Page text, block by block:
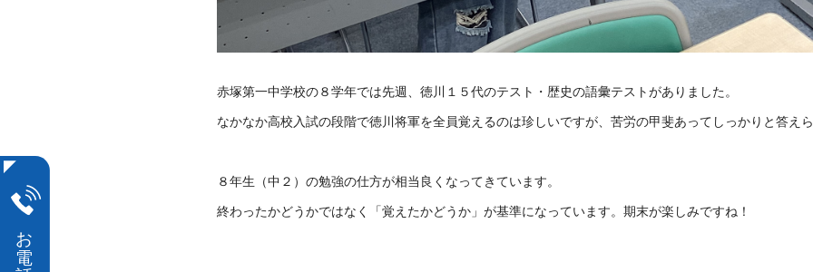
赤塚第一中学校の８学年では先週、徳川１５代のテスト・歴史の語彙テストがありました。
なかなか高校入試の段階で徳川将軍を全員覚えるのは珍しいですが、苦労の甲斐あってしっかりと答え
８年生（中２）の勉強の仕方が相当良くなってきています。
終わったかどうかではなく「覚えたかどうか」が基準になっています。期末が楽しみですね！